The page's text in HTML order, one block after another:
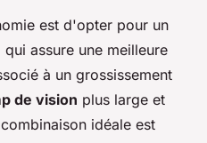
est d'opter pour un
qui assure une meilleure
à un grossissement
de vision plus large et
idéale est